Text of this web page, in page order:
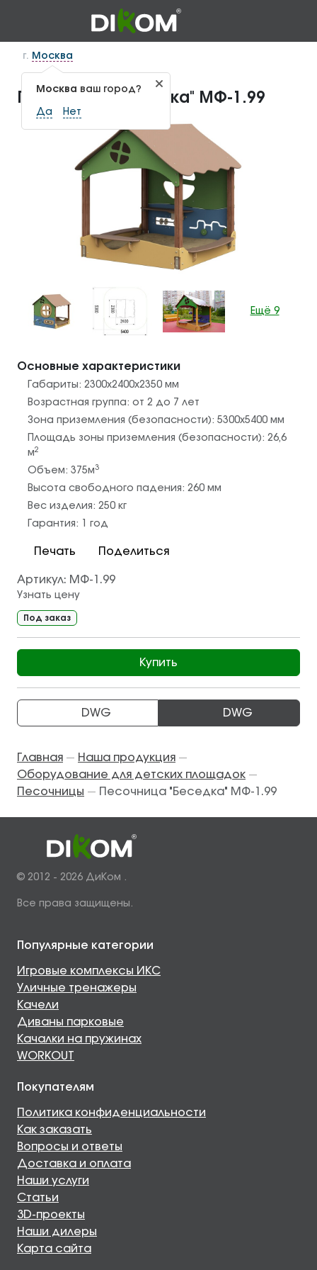
г. Москва
Москва ваш город?
Да Нет
Песочница "Беседка" МФ-1.99
Ещё 9
Основные характеристики
Габариты: 2300х2400х2350 мм
Возрастная группа: от 2 до 7 лет
Зона приземления (безопасности): 5300х5400 мм
Площадь зоны приземления (безопасности): 26,6
м2
Объем: 375м3
Высота свободного падения: 260мм
Вес изделия: 250 кг
Гарантия:
1 год
Печать Поделиться
Артикул: МФ-1.99
Узнать цену
Под заказ
Купить
DWG DWG
Главная — Наша продукция —
Оборудование для детских площадок —
Песочницы — Песочница "Беседка" МФ-1.99
© 2012 - 2026 ДиКом .
Все права защищены.
Популярные категории
Игровые комплексы ИКС
Уличные тренажеры
Качели
Диваны парковые
Качалки на пружинах
WORKOUT
Покупателям
Политика конфиденциальности
Как заказать
Вопросы и ответы
Доставка и оплата
Наши услуги
Статьи
3D-проекты
Наши дилеры
Карта сайта